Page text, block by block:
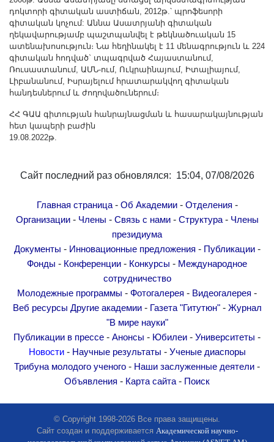
դոկտորի գիտական աստիճան, 2012թ.՝ պրոֆեսորի
գիտական կոչում: Աննա Ասատրյանի գիտական
ղեկավարությամբ պաշտպանվել է թեկնածուական 15
ատենախոսություն։ Նա հեղինակել է 11 մենագրություն և 224
գիտական հոդված` տպագրված Հայաստանում,
Ռուսաստանում, ԱՄՆ-ում, Ուկրաինայում, Իտալիայում,
Լիբանանում, Իսրայելում հրատարակվող գիտական
հանդեսներում և ժողովածուներում։
ՀՀ ԳԱԱ գիտության հանրայնացման և հասարակայնության
հետ կապերի բաժին
19.08.2022թ.
Сайт последний раз обновлялся: 15:04, 07/08/2026
Главная страница- Об Академии- Отделения -
Организации- Члены - Связь с нами- Структура- Члены
президиума
Документы - Инновационные предложения - Публикации-
Фонды - Конференции - Конкурсы - Международное
сотрудничество
Молодежные программы - Фотогалерея - Видеогалерея -
Веб ресурсы Другие академии- Газета "Гитутюн"- Журнал
"В мире науки"
Публикации в прессе - Анонсы - Юбилеи - Университеты -
Новости- Научные результаты - Ученые диаспоры
Трибуна молодого ученого - Наши заслуженные деятели -
Объявления - Карта сайта - Поиск
© Copyright 1998-2026 Все права защищены.
Сайт создан и поддерживается Академической научно-